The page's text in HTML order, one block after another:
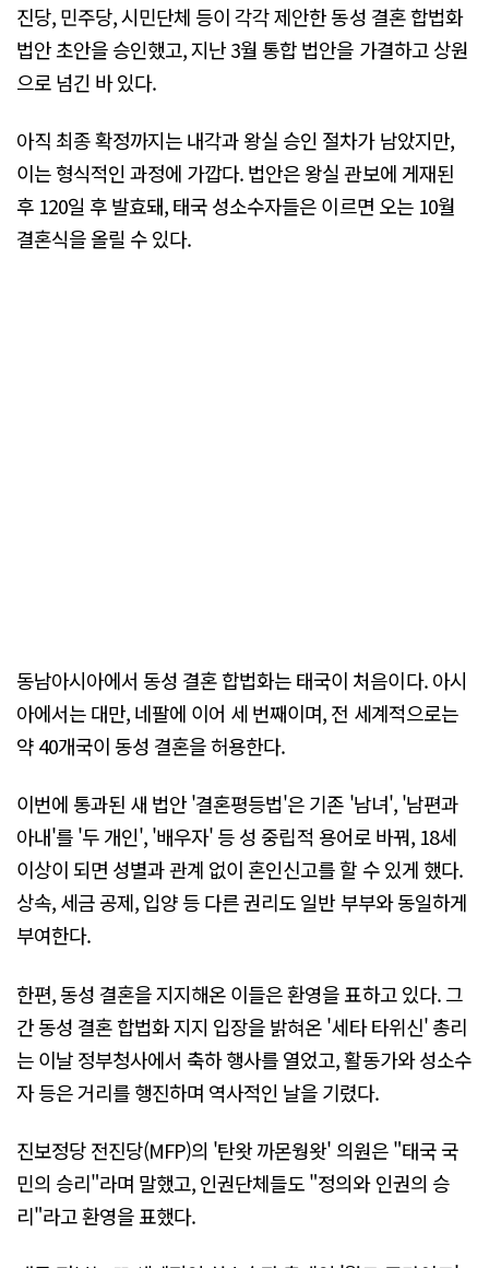
진당, 민주당, 시민단체 등이 각각 제안한 동성 결혼 합법화
법안 초안을 승인했고, 지난 3월 통합 법안을 가결하고 상원
으로 넘긴 바 있다.
아직 최종 확정까지는 내각과 왕실 승인 절차가 남았지만,
이는 형식적인 과정에 가깝다. 법안은 왕실 관보에 게재된
후 120일 후 발효돼, 태국 성소수자들은 이르면 오는 10월
결혼식을 올릴 수 있다.
동남아시아에서 동성 결혼 합법화는 태국이 처음이다. 아시
아에서는 대만, 네팔에 이어 세 번째이며, 전 세계적으로는
약 40개국이 동성 결혼을 허용한다.
이번에 통과된 새 법안 '결혼평등법'은 기존 '남녀', '남편과
아내'를 '두 개인', '배우자' 등 성 중립적 용어로 바꿔, 18세
이상이 되면 성별과 관계 없이 혼인신고를 할 수 있게 했다.
상속, 세금 공제, 입양 등 다른 권리도 일반 부부와 동일하게
부여한다.
한편, 동성 결혼을 지지해온 이들은 환영을 표하고 있다. 그
간 동성 결혼 합법화 지지 입장을 밝혀온 '세타 타위신' 총리
는 이날 정부청사에서 축하 행사를 열었고, 활동가와 성소수
자 등은 거리를 행진하며 역사적인 날을 기렸다.
진보정당 전진당(MFP)의 '탄왓 까몬웡왓' 의원은 "태국 국
민의 승리"라며 말했고, 인권단체들도 "정의와 인권의 승
리"라고 환영을 표했다.